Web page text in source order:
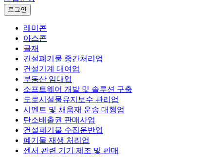
로그인
레미콘
아스콘
골재
건설폐기물 중간처리업
건설기계 대여업
부동산 임대업
소프트웨어 개발 및 솔루션 구축
도로시설물유지보수 관리업
시멘트 및 채움재 운송 대행업
탄소배출권 판매사업
건설폐기물 수집운반업
폐기물 재생 처리업
센서 관련 기기 제조 및 판매